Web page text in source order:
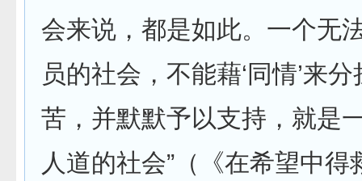
会来说，都是如此。一个无
员的社会，不能藉‘同情’来
苦，并默默予以支持，就是
人道的社会”（《在希望中